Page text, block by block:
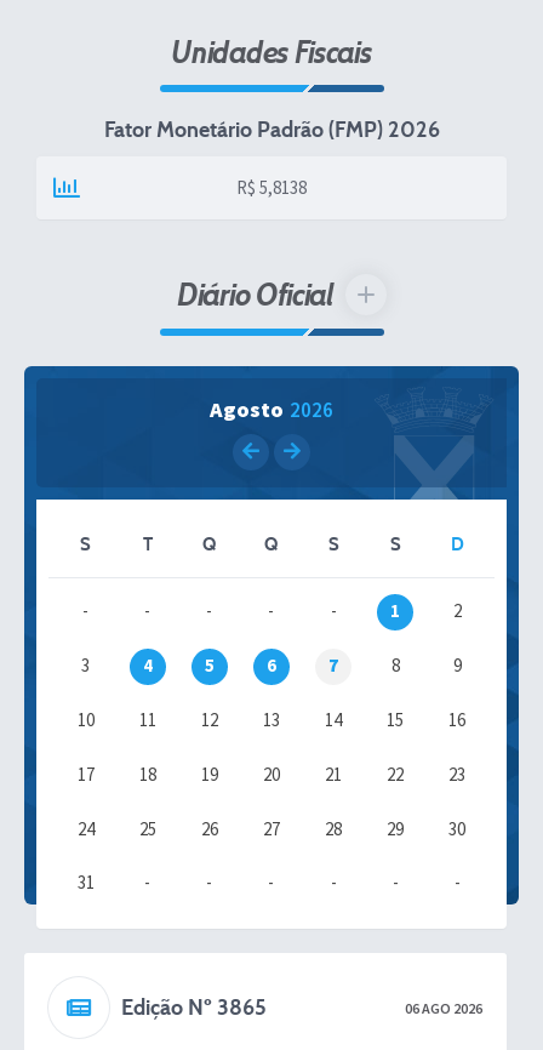
Unidades Fiscais
Fator Monetário Padrão (FMP) 2026
R$ 5,8138
Diário Oficial
Agosto 2026
S T Q Q S S D
- - - - - 1 2
3 4 5 6 7 8 9
10 11 12 13 14 15 16
17 18 19 20 21 22 23
24 25 26 27 28 29 30
31 - - - - - -
Edição Nº 3865 06 AGO 2026